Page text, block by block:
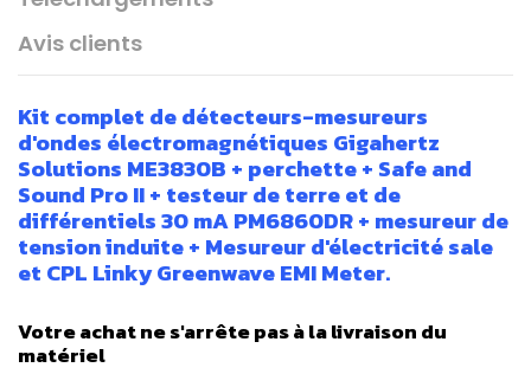
Avis clients
Kit complet de détecteurs-mesureurs
d'ondes électromagnétiques Gigahertz
Solutions ME3830B + perchette + Safe and
Sound Pro II + testeur de terre et de
différentiels 30 mA PM6860DR + mesureur de
tension induite + Mesureur d'électricité sale
et CPL Linky Greenwave EMI Meter.
Votre achat ne s'arrête pas à la livraison du
matériel